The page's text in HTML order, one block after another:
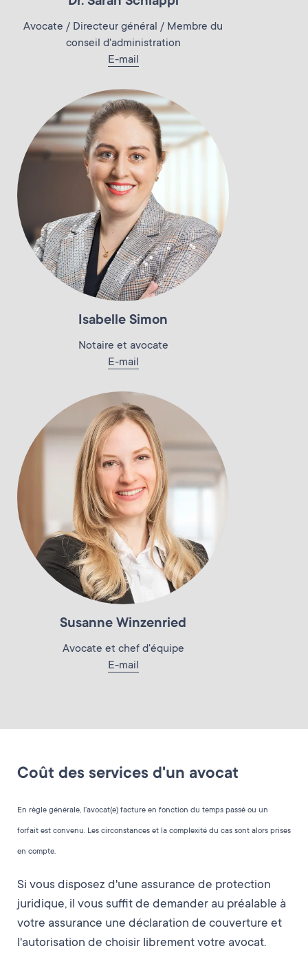
Avocate / Directeur général / Membre du
conseil d'administration
E-mail
Isabelle Simon
Notaire et avocate
E-mail
Susanne Winzenried
Avocate et chef d'équipe
E-mail
Coût des services d'un avocat
En règle générale, l'avocat(e) facture en fonction du temps passé ou un
forfait est convenu. Les circonstances et la complexité du cas sont alors prises
en compte.
Si vous disposez d'une assurance de protection
juridique, il vous suffit de demander au préalable à
votre assurance une déclaration de couverture et
l'autorisation de choisir librement votre avocat.